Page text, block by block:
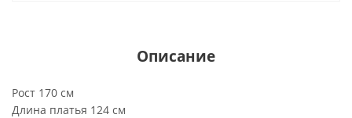
Описание
Рост 170 см
Длина платья 124 см